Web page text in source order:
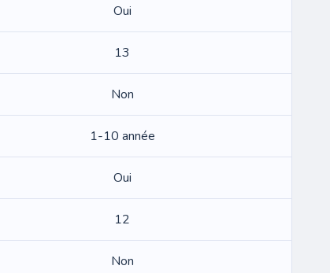
Oui
13
Non
1-10 année
Oui
12
Non